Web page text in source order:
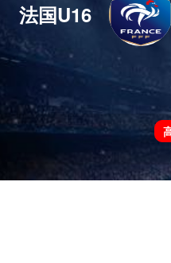
法国U16